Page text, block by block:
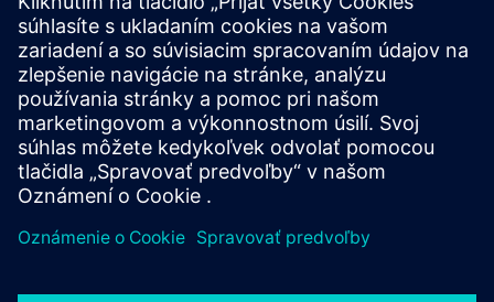
Špecialista na náročný horizontálny a vertikálny
pohyb. SINAMICS G120D zvládne akúkoľvek výzvu s
polohovaním, rozšírenou bezpečnosťou a
rekuperáciou energie.